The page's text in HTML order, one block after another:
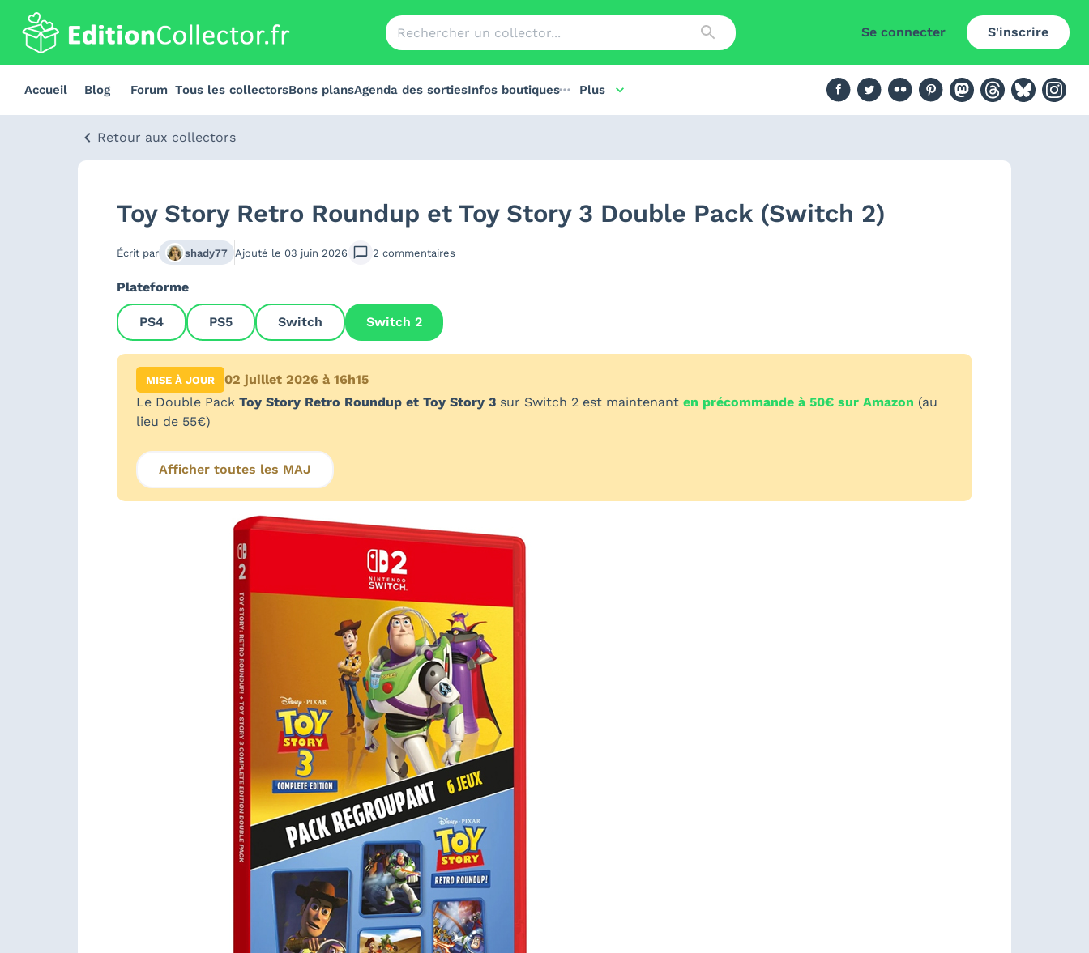
Se connecter S'inscrire
Accueil Blog Forum Tous les collectorsBons plansAgenda des sortiesInfos boutiques Plus
Retour aux collectors
Toy Story Retro Roundup et Toy Story 3 Double Pack (Switch 2)
Écrit par shady77 Ajouté le 03 juin 2026 2 commentaires
Plateforme
PS4 PS5 Switch Switch 2
MISE À JOUR
02 juillet 2026 à 16h15
Le Double Pack Toy Story Retro Roundup et Toy Story 3 sur Switch 2 est maintenant en précommande à 50€ sur Amazon (au
lieu de 55€)
Afficher toutes les MAJ